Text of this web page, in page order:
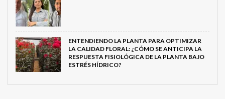
ENTENDIENDO LA PLANTA PARA OPTIMIZAR
LA CALIDAD FLORAL: ¿CÓMO SE ANTICIPA LA
RESPUESTA FISIOLÓGICA DE LA PLANTA BAJO
ESTRÉS HÍDRICO?